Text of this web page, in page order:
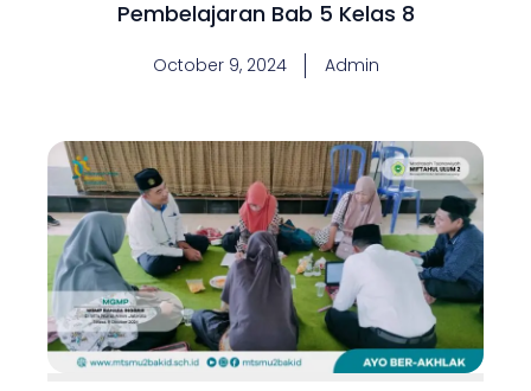
Pembelajaran Bab 5 Kelas 8
October 9, 2024 Admin